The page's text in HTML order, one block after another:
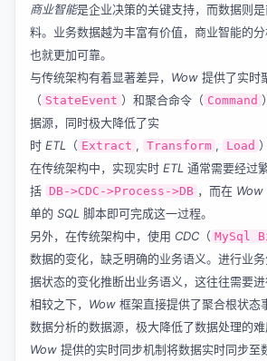
商业智能是企业决策的关键支持，而数据则
料。业务数据越为丰富有价值，商业智能的
也就更加可靠。
与传统架构有着显著差异， Wow 提供了实时
（ StateEvent ）和聚合命令（ Command
据源，同时极大降低了实
时 ETL （ Extract , Transform , Load
在传统架构中，实现实时 ETL 通常需要经过
括 DB->CDC->Process->DB ，而在 Wow
单的 SQL 脚本即可完成这一过程。
另外，在传统架构中，使用 CDC （ MySql
数据的变化，缺乏明确的业务语义。进行业
据状态的变化推断出业务语义，这往往需要进
相较之下， Wow 框架直接提供了聚合根状态
数据分析的数据源，极大降低了数据处理的难
Wow 提供的实时同步机制将数据实时同步至